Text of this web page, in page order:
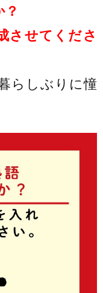
させてくださ
らしぶりに憧